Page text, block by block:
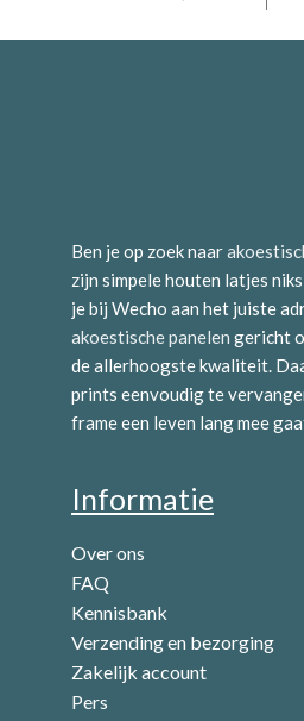
Ben je op zoek naar
zijn simpele houten latjes
je bij Wecho aan het juiste
akoestische panelen gericht
de allerhoogste kwaliteit.
prints eenvoudig te
frame een leven lang mee
Informatie
Over ons
FAQ
Kennisbank
Verzending en bezorging
Zakelijk account
Pers